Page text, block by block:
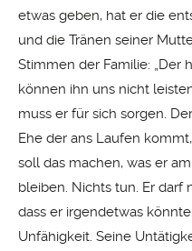
etwas geben, hat er die
und die Tränen seiner
Stimmen der Familie: „Der
können ihn uns nicht
muss er für sich sorgen.
Ehe der ans Laufen
soll das machen, was er
bleiben. Nichts tun. Er darf
dass er irgendetwas
Unfähigkeit. Seine